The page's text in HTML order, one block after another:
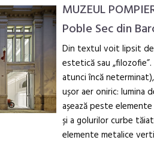
MUZEUL
Poble Sec din
Din textul voit lipsit de
estetică sau
atunci încă
ușor aer oniric: lumina
așează peste
și a golurilor curbe
elemente metalice